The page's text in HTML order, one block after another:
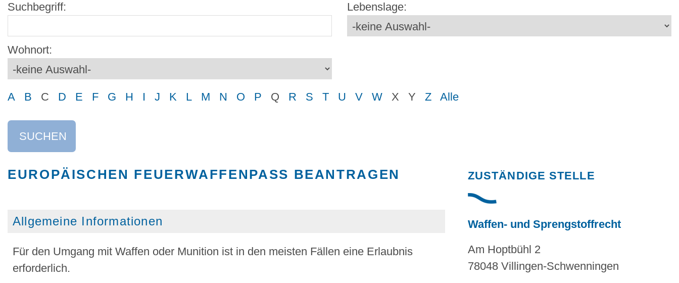
Suchbegriff: Lebenslage:
Wohnort:
A B C D E F G H I J K L M N O P Q R S T U V W X Y Z Alle
SUCHEN
EUROPÄISCHEN FEUERWAFFENPASS BEANTRAGEN
Allgemeine Informationen
Für den Umgang mit Waffen oder Munition ist in den meisten Fällen eine Erlaubnis
erforderlich.
Randspalte
ZUSTÄNDIGE STELLE
Waffen- und Sprengstoffrecht
Am Hoptbühl 2
78048 Villingen-Schwenningen